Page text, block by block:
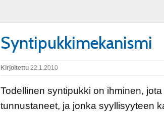
Syntipukkimekanismi
Kirjoitettu22.1.2010
Todellinen syntipukki on ihminen,
tunnustaneet, ja jonka syyllisyyteen